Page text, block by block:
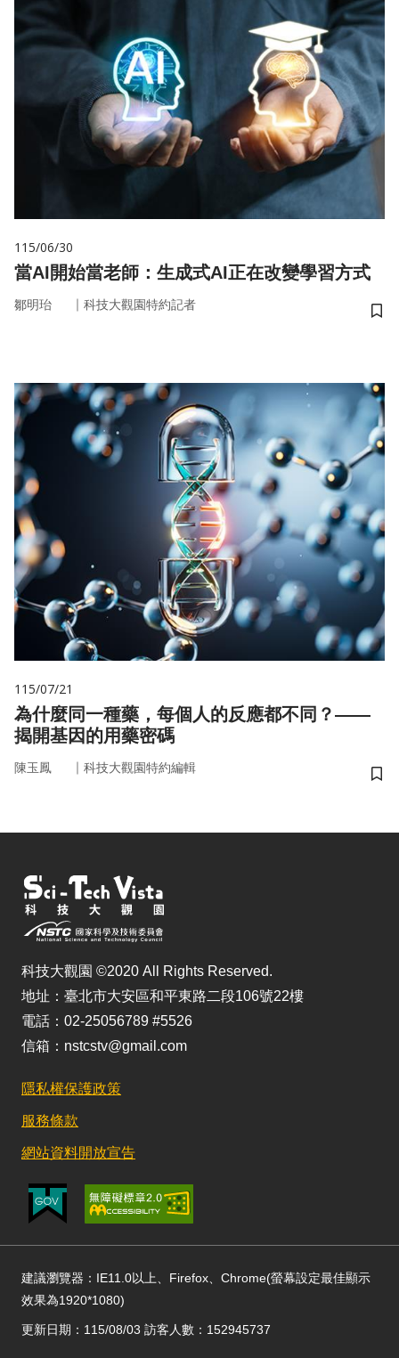
115/06/30
當AI開始當老師：生成式AI正在改變學習方式
鄒明珆 ｜ 科技大觀園特約記者
儲
115/07/21
為什麼同一種藥，每個人的反應都不同？——
揭開基因的用藥密碼
陳玉鳳 ｜ 科技大觀園特約編輯
儲
科技大觀園 ©2020 All Rights Reserved.
地址：臺北市大安區和平東路二段106號22樓
電話：02-25056789 #5526
信箱：nstcstv@gmail.com
隱私權保護政策
服務條款
網站資料開放宣告
建議瀏覽器：IE11.0以上、Firefox、Chrome(螢幕設定最佳顯示
效果為1920*1080)
更新日期：115/08/03 訪客人數：152945737